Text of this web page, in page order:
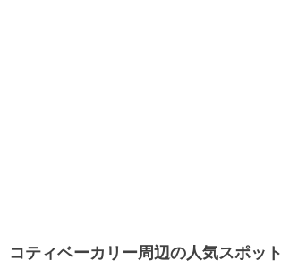
コティベーカリー周辺の人気スポット